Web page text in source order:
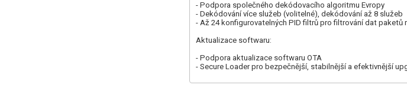
- Podpora společného dekódovacího algoritmu Evropy
- Dekódování více služeb (volitelné), dekódování až 8 služeb
- Až 24 konfigurovatelných PID filtrů pro filtrování dat paketů
Aktualizace softwaru:
- Podpora aktualizace softwaru OTA
- Secure Loader pro bezpečnější, stabilnější a efektivnější